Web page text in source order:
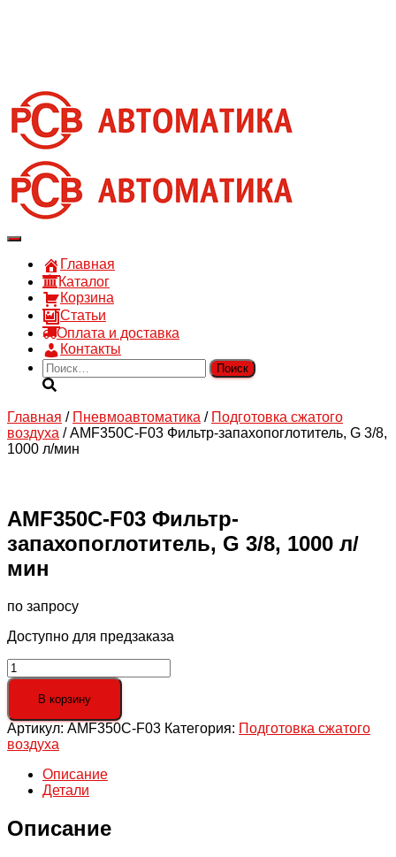
Переключить
навигациюГлавная
Каталог
Корзина
Статьи
Оплата и доставка
Контакты
Найти:
Главная / Пневмоавтоматика / Подготовка сжатого
воздуха / AMF350C-F03 Фильтр-запахопоглотитель, G 3/8,
1000 л/мин
AMF350C-F03 Фильтр-
запахопоглотитель, G 3/8, 1000 л/
мин
по запросу
Доступно для предзаказа
Количество
товара
AMF350C-
F03
Фильтр-
запахопоглотитель,
3/8,
1000
мин
В корзину
Артикул: AMF350C-F03 Категория: Подготовка сжатого
воздуха
Описание
Детали
Описание